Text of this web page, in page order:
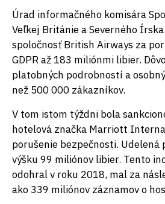
Úrad informačného komisára
Veľkej Británie a Severného
spoločnosť British Airways za
GDPR až 183 miliónmi libier.
platobných podrobností a
než 500 000 zákazníkov.
V tom istom týždni bola
hotelová značka Marriott
porušenie bezpečnosti. Udelená
výšku 99 miliónov libier. Tento
odohral v roku 2018, mal za
ako 339 miliónov záznamov o